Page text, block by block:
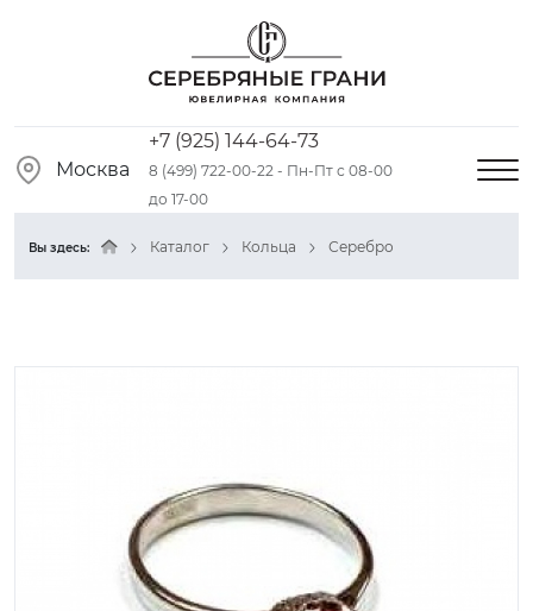
Москва
+7 (925) 144-64-73
8 (499) 722-00-22 - Пн-Пт с 08-00
до 17-00
Вы здесь: Каталог Кольца Серебро